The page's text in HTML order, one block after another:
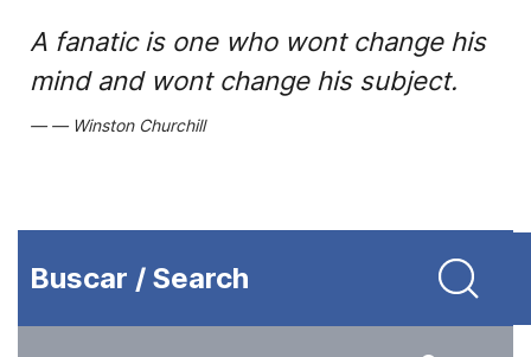
A fanatic is one who wont change his
mind and wont change his subject.
Winston Churchill
Buscar / Search